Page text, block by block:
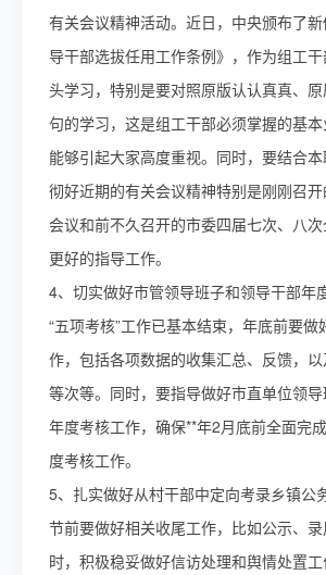
有关会议精神活动。近日，中央颁布了
导干部选拔任用工作条例》，作为组工
头学习，特别是要对照原版认认真真、
句的学习，这是组工干部必须掌握的基
能够引起大家高度重视。同时，要结合
彻好近期的有关会议精神特别是刚刚召
会议和前不久召开的市委四届七次、八
更好的指导工作。
4、切实做好市管领导班子和领导干部年
“五项考核”工作已基本结束，年底前要做
作，包括各项数据的收集汇总、反馈，
等次等。同时，要指导做好市直单位领
年度考核工作，确保**年2月底前全面完
度考核工作。
5、扎实做好从村干部中定向考录乡镇公
节前要做好相关收尾工作，比如公示、
时，积极稳妥做好信访处理和舆情处置